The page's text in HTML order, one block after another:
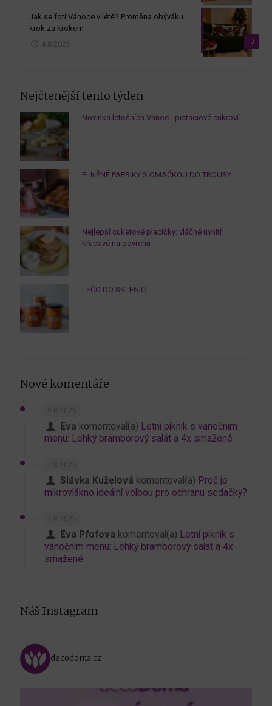
0
Jak se fotí Vánoce v létě? Proměna obýváku
krok za krokem
4.8.2026
Nejčtenější tento týden
Novinka letošních Vánoc - pistáciové cukroví
PLNĚNÉ PAPRIKY S OMÁČKOU DO TROUBY
Nejlepší cuketové placičky: vláčné uvnitř,
křupavé na povrchu
LEČO DO SKLENIC
Nové komentáře
Eva komentoval(a) Letní piknik s vánočním
menu: Lehký bramborový salát a 4x smažené
Slávka Kuželová komentoval(a) Proč je
mikrovlákno ideální volbou pro ochranu sedačky?
Eva Pfofova komentoval(a) Letní piknik s
vánočním menu: Lehký bramborový salát a 4x
smažené
Náš Instagram
decodoma.cz